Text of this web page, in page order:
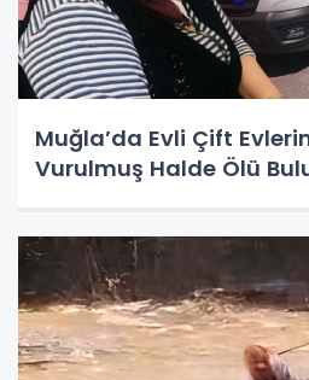
Muğla’da Evli Çift
Vurulmuş Halde Ölü